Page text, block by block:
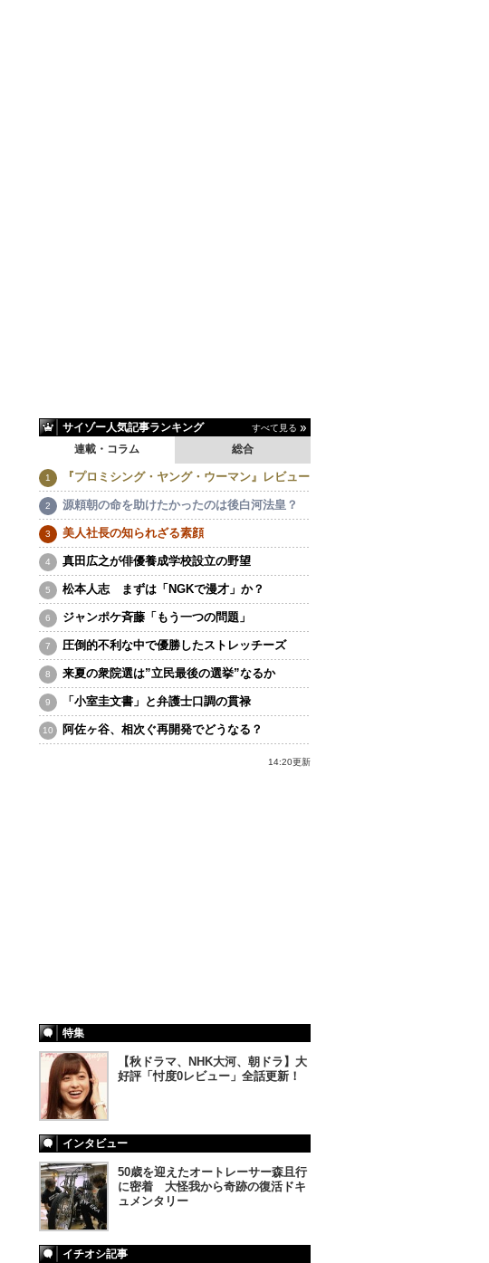
サイゾー人気記事ランキング すべて見る
連載・コラム 総合
『プロミシング・ヤング・ウーマン』レビュー
源頼朝の命を助けたかったのは後白河法皇？
美人社長の知られざる素顔
真田広之が俳優養成学校設立の野望
松本人志 まずは「NGKで漫才」か？
ジャンポケ斉藤「もう一つの問題」
圧倒的不利な中で優勝したストレッチーズ
来夏の衆院選は”立民最後の選挙”なるか
「小室圭文書」と弁護士口調の貫禄
阿佐ヶ谷、相次ぐ再開発でどうなる？
14:20更新
特集
【秋ドラマ、NHK大河、朝ドラ】大
好評「忖度0レビュー」全話更新！
インタビュー
50歳を迎えたオートレーサー森且行
に密着 大怪我から奇跡の復活ドキ
ュメンタリー
イチオシ記事